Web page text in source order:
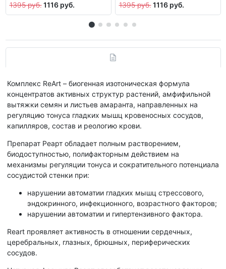
1395 руб. 1116 руб.
1395 руб. 1116 руб.
Комплекс ReArt – биогенная изотоническая формула
концентратов активных структур растений, амфифильной
вытяжки семян и листьев амаранта, направленных на
регуляцию тонуса гладких мышц кровеносных сосудов,
капилляров, состав и реологию крови.
Препарат Реарт обладает полным растворением,
биодоступностью, полифакторным действием на
механизмы регуляции тонуса и сократительного потенциала
сосудистой стенки при:
нарушении автоматии гладких мышц стрессового,
эндокринного, инфекционного, возрастного факторов;
нарушении автоматии и гипертензивного фактора.
Reart проявляет активность в отношении сердечных,
церебральных, глазных, брюшных, периферических
сосудов.